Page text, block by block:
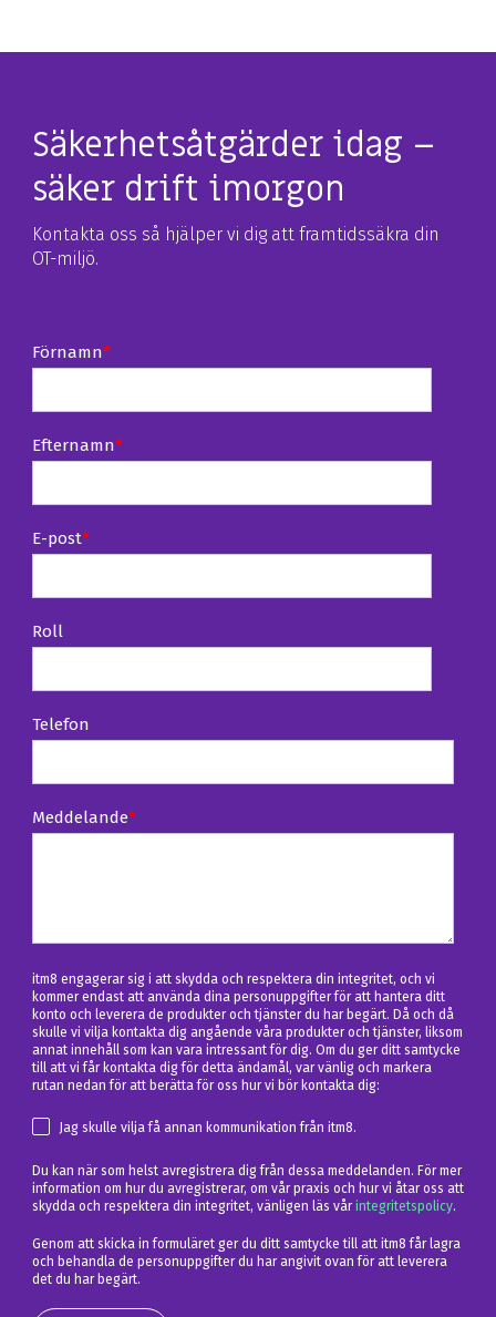
Säkerhetsåtgärder idag –
säker drift imorgon
Kontakta oss så hjälper vi dig att framtidssäkra din
OT-miljö.
Förnamn*
Efternamn*
E-post*
Roll
Telefon
Meddelande*
itm8 engagerar sig i att skydda och respektera din integritet, och vi
kommer endast att använda dina personuppgifter för att hantera ditt
konto och leverera de produkter och tjänster du har begärt. Då och då
skulle vi vilja kontakta dig angående våra produkter och tjänster, liksom
annat innehåll som kan vara intressant för dig. Om du ger ditt samtycke
till att vi får kontakta dig för detta ändamål, var vänlig och markera
rutan nedan för att berätta för oss hur vi bör kontakta dig:
Jag skulle vilja få annan kommunikation från itm8.
Du kan när som helst avregistrera dig från dessa meddelanden. För mer
information om hur du avregistrerar, om vår praxis och hur vi åtar oss att
skydda och respektera din integritet, vänligen läs vårintegritetspolicy.
Genom att skicka in formuläret ger du ditt samtycke till att itm8 får lagra
och behandla de personuppgifter du har angivit ovan för att leverera
det du har begärt.